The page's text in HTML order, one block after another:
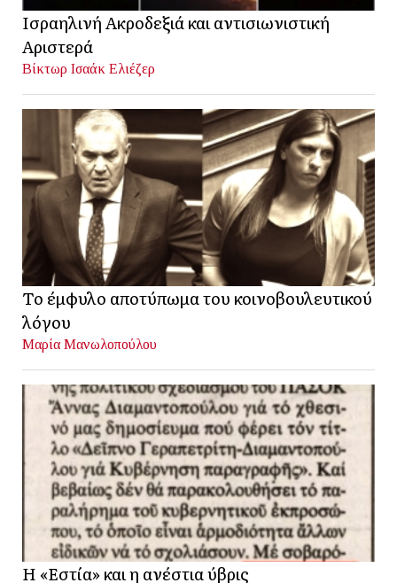
Ισραηλινή Ακροδεξιά και αντισιωνιστική
Αριστερά
Βίκτωρ Ισαάκ Ελιέζερ
Το έμφυλο αποτύπωμα του κοινοβουλευτικού
λόγου
Μαρία Μανωλοπούλου
Η «Εστία» και η ανέστια ύβρις